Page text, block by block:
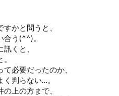
かと問うと、
合う(^^)。
くと、
必要だったのか、
判らない…。
上の方まで、